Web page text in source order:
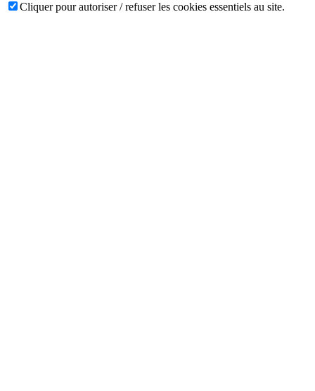
Cliquer pour autoriser / refuser les cookies essentiels au site.